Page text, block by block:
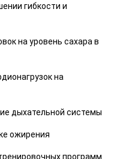
гибкости и
на уровень сахара в
на
дыхательной системы
ожирения
программ